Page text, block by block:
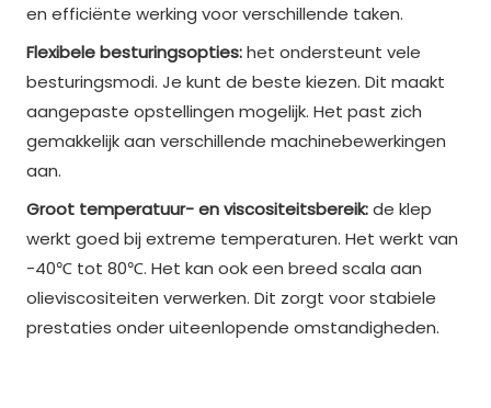
en efficiënte werking voor verschillende taken.
Flexibele besturingsopties:het ondersteunt vele
besturingsmodi. Je kunt de beste kiezen. Dit maakt
aangepaste opstellingen mogelijk. Het past zich
gemakkelijk aan verschillende machinebewerkingen
aan.
Groot temperatuur- en viscositeitsbereik:de klep
werkt goed bij extreme temperaturen. Het werkt van
-40℃ tot 80℃. Het kan ook een breed scala aan
olieviscositeiten verwerken. Dit zorgt voor stabiele
prestaties onder uiteenlopende omstandigheden.